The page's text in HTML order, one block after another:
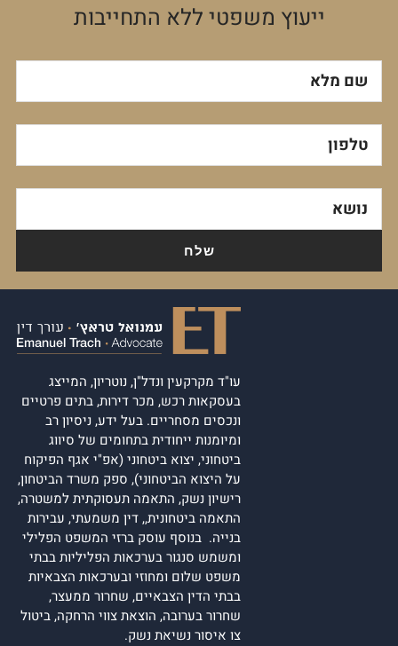
ייעוץ משפטי ללא התחייבות
שם מלא
טלפון
נושא
עו"ד מקרקעין ונדל"ן, נוטריון, המייצג
בעסקאות רכש, מכר דירות, בתים פרטיים
ונכסים מסחריים. בעל ידע, ניסיון רב
ומיומנות ייחודית בתחומים של סיווג
ביטחוני, יצוא ביטחוני (אפ"י אגף הפיקוח
על היצוא הביטחוני), ספק משרד הביטחון,
רישיון נשק, התאמה תעסוקתית למשטרה,
התאמה ביטחונית,, דין משמעתי, עבירות
בנייה. בנוסף עוסק ברזי המשפט הפלילי
ומשמש סנגור בערכאות הפליליות בבתי
משפט שלום ומחוזי ובערכאות הצבאיות
בבתי הדין הצבאיים, שחרור ממעצר,
שחרור בערובה, הוצאת צווי הרחקה, ביטול
צו איסור נשיאת נשק.